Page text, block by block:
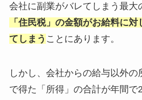
会社に副業がバレてしまう最大
「住民税」の金額がお給料に対
てしまう ことにあります。
しかし、会社からの給与以外の
で得た「所得」の合計が年間で